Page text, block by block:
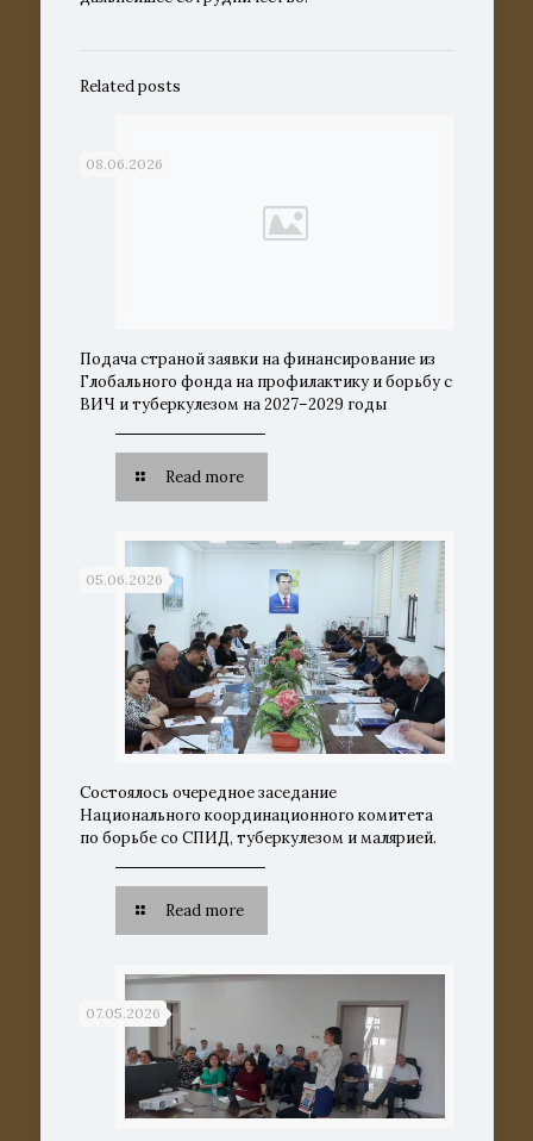
Related posts
08.06.2026
Подача страной заявки на финансирование из
Глобального фонда на профилактику и борьбу с
ВИЧ и туберкулезом на 2027–2029 годы
Read more
05.06.2026
Состоялось очередное заседание
Национального координационного комитета
по борьбе со СПИД, туберкулезом и малярией.
Read more
07.05.2026